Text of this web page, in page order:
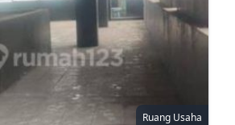
Ruang Usaha